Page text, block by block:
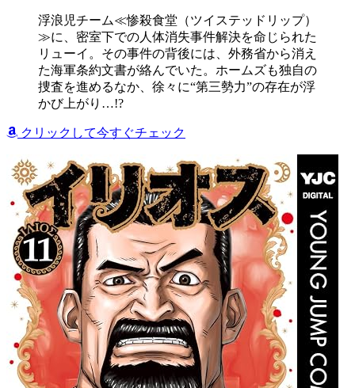
浮浪児チーム≪惨殺食堂（ツイステッドリップ）
≫に、密室下での人体消失事件解決を命じられた
リューイ。その事件の背後には、外務省から消え
た海軍条約文書が絡んでいた。ホームズも独自の
捜査を進めるなか、徐々に“第三勢力”の存在が浮
かび上がり…!?
クリックして今すぐチェック